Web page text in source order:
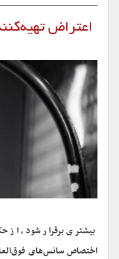
اعتراض
بیشتری برقرار شود، از
اختصاص سانس‌های